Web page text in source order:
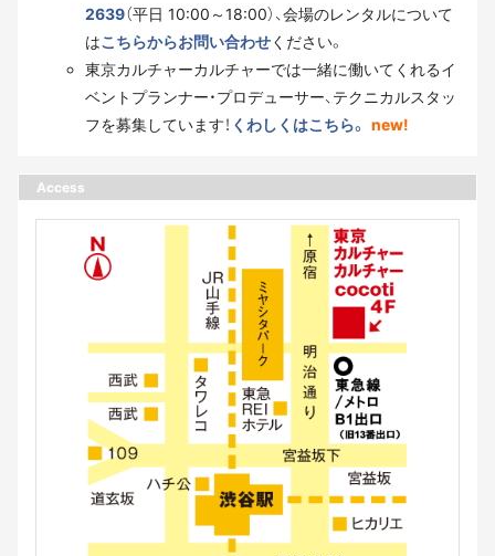
2639（平日 10:00～18:00）、会場のレンタルについて
はこちらからお問い合わせください。
東京カルチャーカルチャーでは一緒に働いてくれるイ
ベントプランナー・プロデューサー、テクニカルスタッ
フを募集しています！ くわしくはこちら。 new!
Access